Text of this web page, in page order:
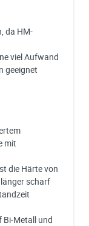
da HM-
viel Aufwand
geeignet
mit
die Härte von
scharf
Bi-Metall und